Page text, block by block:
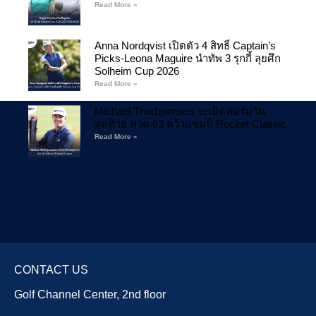
Read More »
Anna Nordqvist เปิดตัว 4 สิทธิ์ Captain’s
Picks-Leona Maguire นำทัพ 3 รุกกี้ ลุยศึก
Solheim Cup 2026
Read More »
Michael Thorbjornsen ระเบิดฟอร์มวัน
สุดท้าย หวด 63 คว้าแชมป์ Rocket Classic
Read More »
CONTACT US
Golf Channel Center, 2nd floor